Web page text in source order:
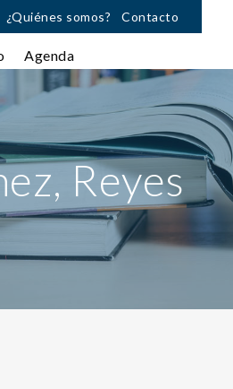
¿Quiénes somos? Contacto
Agenda
Reyes